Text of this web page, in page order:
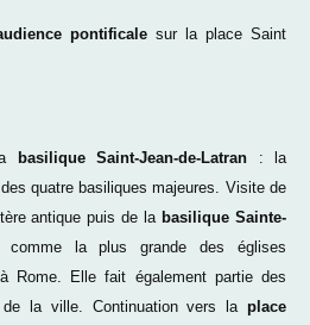
pontificale sur la place Saint
basilique Saint-Jean-de-Latran : la
quatre basiliques majeures. Visite de
antique puis de la basilique Sainte-
comme la plus grande des églises
Rome. Elle fait également partie des
de la ville. Continuation vers la place